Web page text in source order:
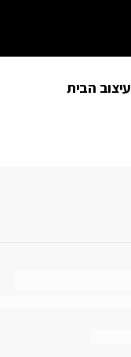
עיצוב הבית